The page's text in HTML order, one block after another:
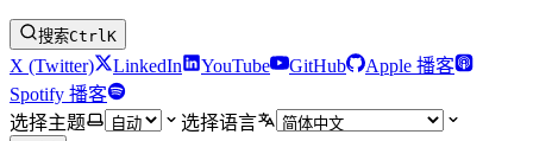
搜索CtrlK
X (Twitter) LinkedIn YouTube GitHub
Apple 播客
Spotify 播客
选择主题
选择语言